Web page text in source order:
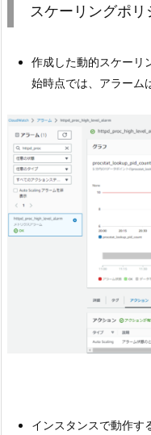
スケーリングポ
作成した動的スケーリ
始時点では、アラーム
インスタンスで動作す